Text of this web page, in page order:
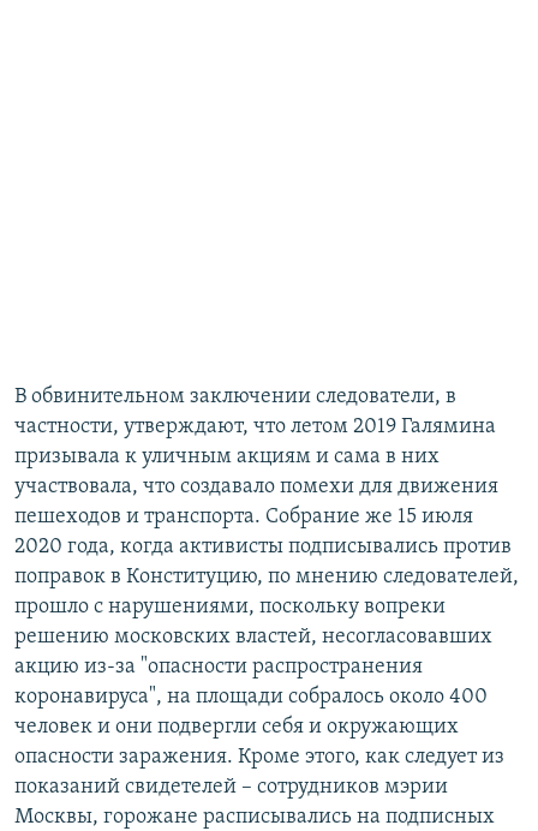
В обвинительном заключении следователи, в
частности, утверждают, что летом 2019 Галямина
призывала к уличным акциям и сама в них
участвовала, что создавало помехи для движения
пешеходов и транспорта. Собрание же 15 июля
2020 года, когда активисты подписывались против
поправок в Конституцию, по мнению следователей,
прошло с нарушениями, поскольку вопреки
решению московских властей, несогласовавших
акцию из-за "опасности распространения
коронавируса", на площади собралось около 400
человек и они подвергли себя и окружающих
опасности заражения. Кроме этого, как следует из
показаний свидетелей – сотрудников мэрии
Москвы, горожане расписывались на подписных